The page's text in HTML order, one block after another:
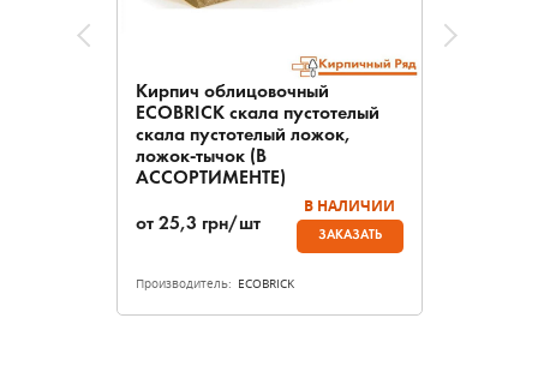
Кирпич облицовочный
ECOBRICK скала пустотелый
скала пустотелый ложок,
ложок-тычок (В
АССОРТИМЕНТЕ)
от 25,3 грн/шт
В НАЛИЧИИ
ЗАКАЗАТЬ
Производитель: ECOBRICK